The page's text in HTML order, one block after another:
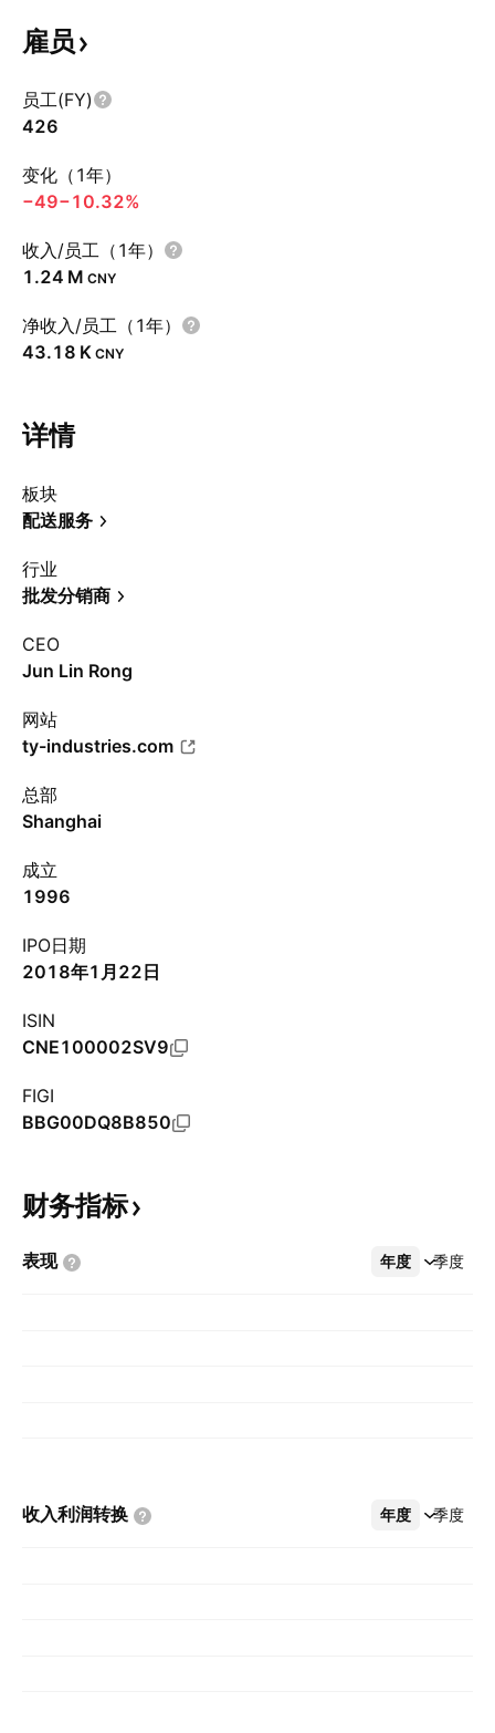
雇员
员工(FY)
426
变化（1年）
−49−10.32%
收入/员工（1年）
‪1.24 M‬ CNY
净收入/员工（1年）
‪43.18 K‬ CNY
详情
板块
配送服务
行业
批发分销商
CEO
Jun Lin Rong
网站
ty-industries.com
总部
Shanghai
成立
1996
IPO日期
2018年1月22日
ISIN
CNE100002SV9
FIGI
BBG00DQ8B850
财务指标
表现 年度 季度
更多
收入利润转换 年度 季度
更多